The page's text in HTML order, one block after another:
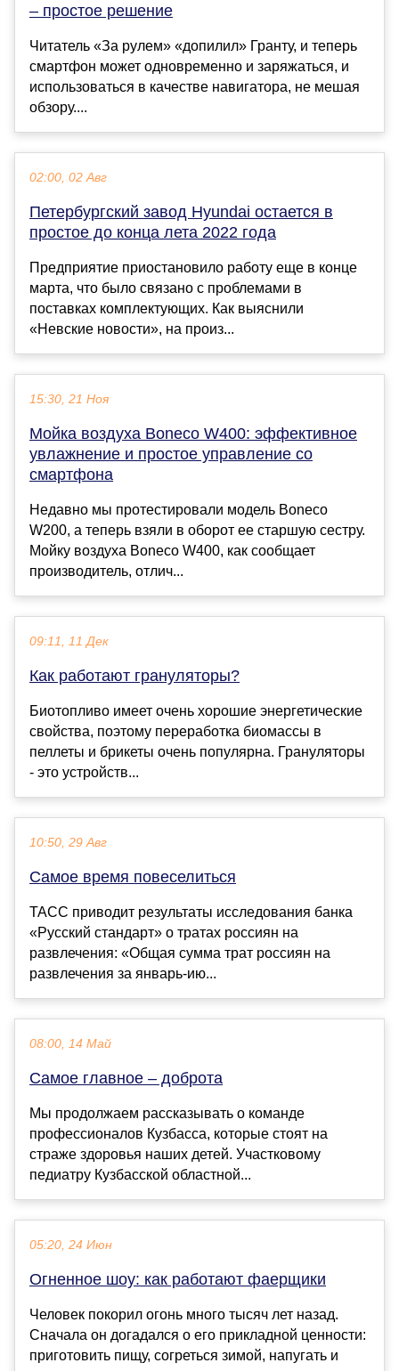
– простое решение
Читатель «За рулем» «допилил» Гранту, и теперь
смартфон может одновременно и заряжаться, и
использоваться в качестве навигатора, не мешая
обзору....
02:00, 02 Авг
Петербургский завод Hyundai остается в
простое до конца лета 2022 года
Предприятие приостановило работу еще в конце
марта, что было связано с проблемами в
поставках комплектующих. Как выяснили
«Невские новости», на произ...
15:30, 21 Ноя
Мойка воздуха Boneco W400: эффективное
увлажнение и простое управление со
смартфона
Недавно мы протестировали модель Boneco
W200, а теперь взяли в оборот ее старшую сестру.
Мойку воздуха Boneco W400, как сообщает
производитель, отлич...
09:11, 11 Дек
Как работают грануляторы?
Биотопливо имеет очень хорошие энергетические
свойства, поэтому переработка биомассы в
пеллеты и брикеты очень популярна. Грануляторы
- это устройств...
10:50, 29 Авг
Самое время повеселиться
ТАСС приводит результаты исследования банка
«Русский стандарт» о тратах россиян на
развлечения: «Общая сумма трат россиян на
развлечения за январь-ию...
08:00, 14 Май
Самое главное – доброта
Мы продолжаем рассказывать о команде
профессионалов Кузбасса, которые стоят на
страже здоровья наших детей. Участковому
педиатру Кузбасской областной...
05:20, 24 Июн
Огненное шоу: как работают фаерщики
Человек покорил огонь много тысяч лет назад.
Сначала он догадался о его прикладной ценности:
приготовить пищу, согреться зимой, напугать и